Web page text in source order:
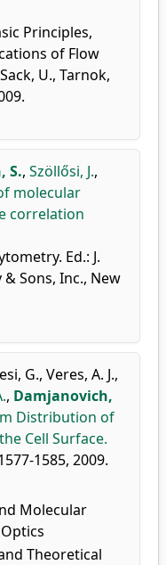
Principles,
of Flow
U., Tarnok,
S., Szöllősi, J.,
molecular
correlation
Ed.: J.
& Sons, Inc., New
G., Veres, A. J.,
, Damjanovich,
Distribution of
Cell Surface.
1585, 2009.
Molecular
Theoretical